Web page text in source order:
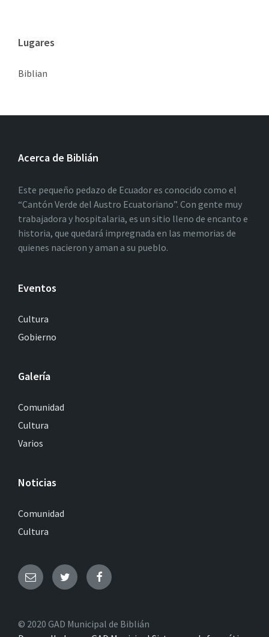
Lugares
Biblian
Acerca de Biblián
Este pequeño pedazo de Ecuador es conocido como el
“Cantón Verde del Austro Ecuatoriano”. Con gente muy
trabajadora y hospitalaria, es un sitio lleno de encanto e
historia, que quedará impregnada en las memorias de
quienes nacieron y aman a su pueblo.
Eventos
Cultura
Gobierno
Galería
Comunidad
Cultura
Varios
Noticias
Comunidad
Cultura
© 2020 GAD Municipal de Biblián